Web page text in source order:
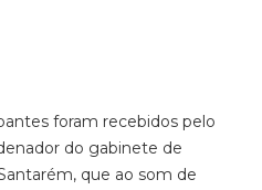
foram recebidos pelo
do gabinete de
que ao som de